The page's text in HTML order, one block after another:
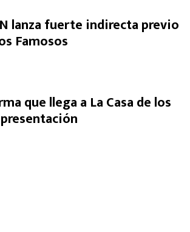
lanza fuerte indirecta previo
Famosos
que llega a La Casa de los